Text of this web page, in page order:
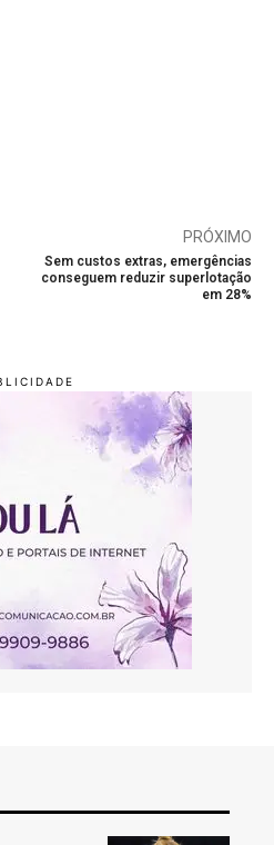
PRÓXIMO
Sem custos extras, emergências
conseguem reduzir superlotação
em 28%